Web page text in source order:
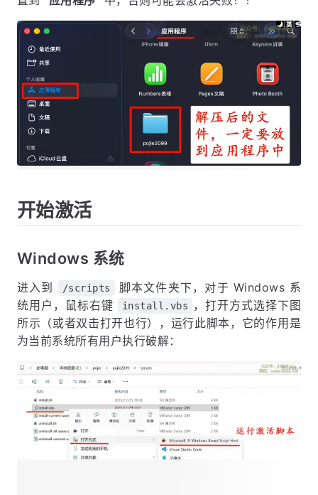
开始激活
Windows 系统
进入到 /scripts
脚本文件夹下，对于 Windows 系
统用户，鼠标右键
install.vbs
，打开方式选择下图
所示（或者双击打开也行），运行此脚本，它的作用是
为当前系统所有用户执行破解：